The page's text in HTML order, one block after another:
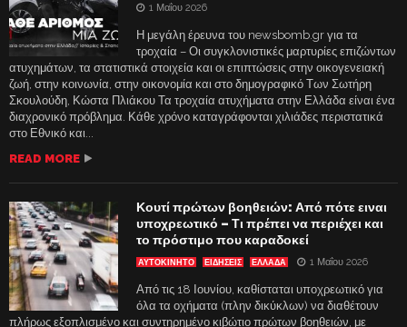
1 Μαΐου 2026
Η μεγάλη έρευνα του newsbomb.gr για τα
τροχαία – Οι συγκλονιστικές μαρτυρίες επιζώντων
ατυχημάτων, τα στατιστικά στοιχεία και οι επιπτώσεις στην οικογενειακή
ζωή, στην κοινωνία, στην οικονομία και στο δημογραφικό Των Σωτήρη
Σκουλούδη, Κώστα Πλιάκου Τα τροχαία ατυχήματα στην Ελλάδα είναι ένα
διαχρονικό πρόβλημα. Κάθε χρόνο καταγράφονται χιλιάδες περιστατικά
στο Εθνικό και...
READ MORE
Κουτί πρώτων βοηθειών: Από πότε ειναι
υποχρεωτικό – Τι πρέπει να περιέχει και
το πρόστιμο που καραδοκεί
ΑΥΤΟΚΙΝΗΤΟ ΕΙΔΗΣΕΙΣ ΕΛΛΑΔΑ 1 Μαΐου 2026
Από τις 18 Ιουνίου, καθίσταται υποχρεωτικό για
όλα τα οχήματα (πλην δικύκλων) να διαθέτουν
πλήρως εξοπλισμένο και συντηρημένο κιβώτιο πρώτων βοηθειών, με